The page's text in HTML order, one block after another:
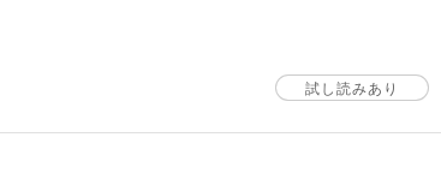
試し読みあり